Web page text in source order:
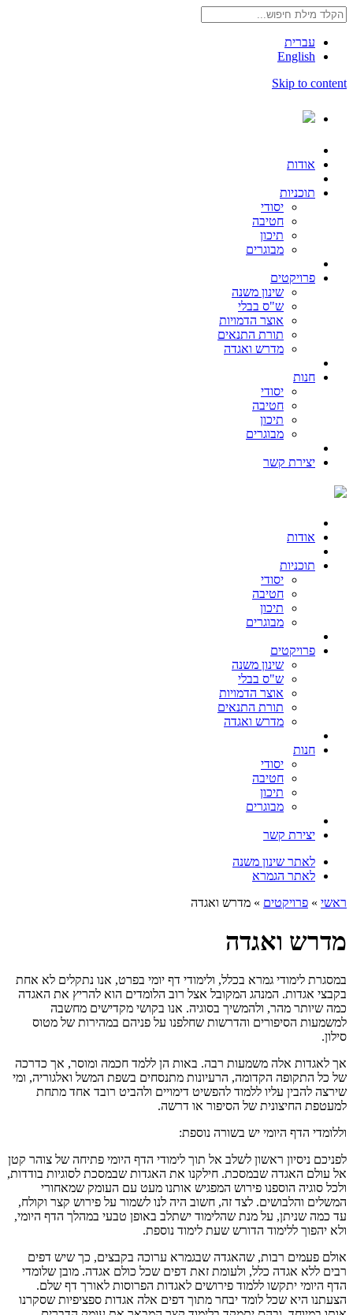
עברית
English
Skip to content
אודות
תוכניות
יסודי
חטיבה
תיכון
מבוגרים
פרויקטים
שינון משנה
ש"ס בבלי
אוצר הדמויות
תורת התנאים
מדרש ואגדה
חנות
יסודי
חטיבה
תיכון
מבוגרים
יצירת קשר
אודות
תוכניות
יסודי
חטיבה
תיכון
מבוגרים
פרויקטים
שינון משנה
ש"ס בבלי
אוצר הדמויות
תורת התנאים
מדרש ואגדה
חנות
יסודי
חטיבה
תיכון
מבוגרים
יצירת קשר
לאתר שינון משנה
לאתר הגמרא
ראשי » פרויקטים » מדרש ואגדה
מדרש ואגדה
במסגרת לימודי גמרא בכלל, ולימודי דף יומי בפרט, אנו נתקלים לא אחת
בקבצי אגדות. המנהג המקובל אצל רוב הלומדים הוא להריץ את האגדה
כמה שיותר מהר, ולהמשיך בסוגיה. אנו בקושי מקדישים מחשבה
למשמעות הסיפורים והדרשות שחלפנו על פניהם במהירות של מטוס
סילון.
אך לאגדות אלה משמעות רבה. באות הן ללמד חכמה ומוסר, אך כדרכה
של כל התקופה הקדומה, הרעיונות מתנסחים בשפת המשל ואלגוריה, ומי
שירצה להבין עליו ללמוד להפשיט דימויים ולהביט רובד אחד מתחת
למעטפת החיצונית של הסיפור או דרשה.
וללומדי הדף היומי יש בשורה נוספת:
לפניכם ניסיון ראשון לשלב אל תוך לימודי הדף היומי פתיחה של צוהר קטן
אל עולם האגדה שבמסכת. חילקנו את האגדות שבמסכת לסוגיות בודדות,
ולכל סוגיה הוספנו פירוש המפגיש אותנו מעט עם העומק שמאחורי
המשלים והלבושים. לצד זה, חשוב היה לנו לשמור על פירוש קצר וקולח,
עד כמה שניתן, על מנת שהלימוד ישתלב באופן טבעי במהלך הדף היומי,
ולא יהפוך ללימוד הדורש שעת לימוד נוספת.
אולם פעמים רבות, שהאגדה שבגמרא ערוכה בקבצים, כך שיש דפים
רבים ללא אגדה כלל, ולעומת זאת דפים שכל כולם אגדה. מובן שלומדי
הדף היומי יתקשו ללמוד פירושים לאגדות הפרוסות לאורך דף שלם.
הצעתנו היא שכל לומד יבחר מתוך דפים אלה אגדות ספציפיות שסקרנו